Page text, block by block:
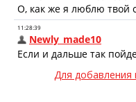
Для добавления